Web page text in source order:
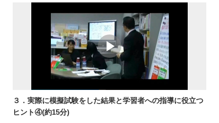
３．実際に模擬試験をした結果と学習者への指導に役立つ
ヒント④(約15分)